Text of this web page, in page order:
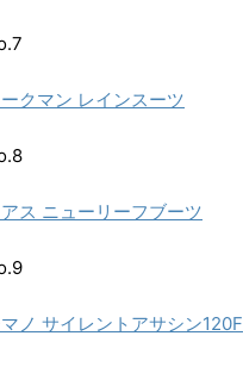
クマン レインスーツ
アス ニューリーフブーツ
ノ サイレントアサシン120F